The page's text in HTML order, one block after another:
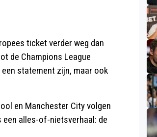
ticket verder weg dan
de Champions League
statement zijn, maar ook
en Manchester City volgen
een alles-of-nietsverhaal: de